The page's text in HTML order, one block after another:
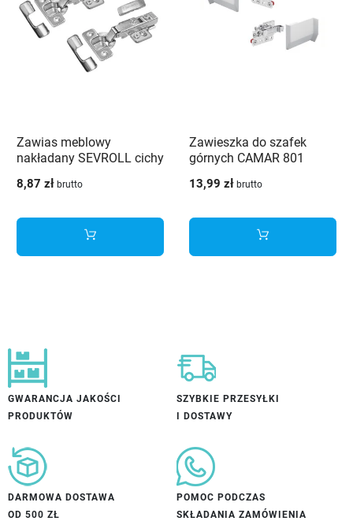
Zawias meblowy
nakładany SEVROLL cichy
mimośrodową 3D +
8,87 zł brutto
Zawieszka do szafek
górnych CAMAR 801
13,99 zł brutto
GWARANCJA JAKOŚCI
PRODUKTÓW
SZYBKIE PRZESYŁKI
I DOSTAWY
DARMOWA DOSTAWA
OD 500 ZŁ
POMOC PODCZAS
SKŁADANIA ZAMÓWIENIA